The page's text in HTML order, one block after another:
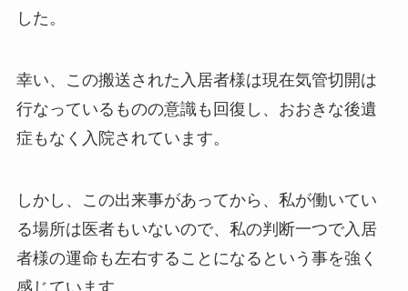
した。
幸い、この搬送された入居者様は現在気管切開は
行なっているものの意識も回復し、おおきな後遺
症もなく入院されています。
しかし、この出来事があってから、私が働いてい
る場所は医者もいないので、私の判断一つで入居
者様の運命も左右することになるという事を強く
感じています。